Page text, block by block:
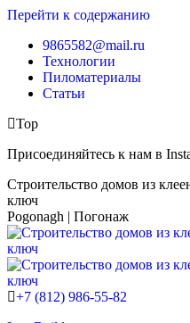
Перейти к содержанию
9865582@mail.ru
Технологии
Пиломатериалы
Статьи
Top
Присоединяйтесь к нам в
Строительство домов из
ключ
Pogonagh | Погонаж
+7 (812) 986-55-82